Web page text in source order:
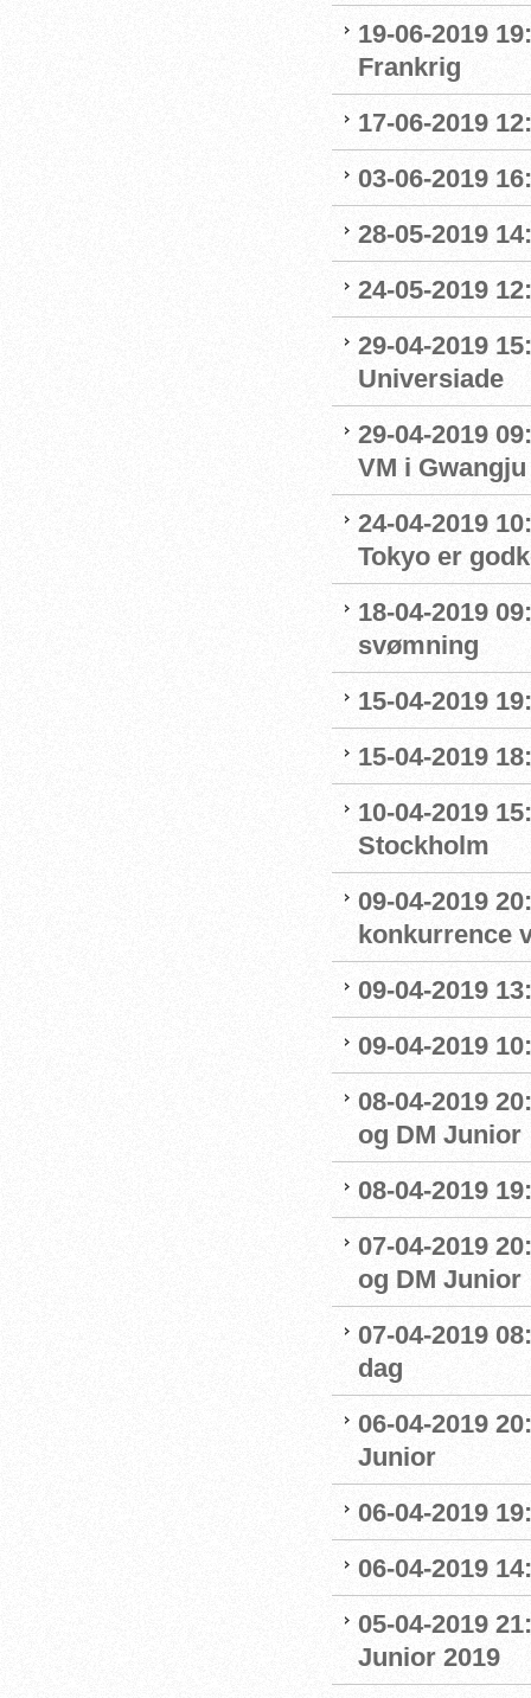
19-06-2019
Frankrig
17-06-2019
03-06-2019
28-05-2019
24-05-2019
29-04-2019
Universiade
29-04-2019
VM i Gwangju
24-04-2019
Tokyo er
18-04-2019
svømning
15-04-2019
15-04-2019
10-04-2019
Stockholm
09-04-2019
konkurrence
09-04-2019
09-04-2019
08-04-2019
og DM Junior
08-04-2019
07-04-2019
og DM Junior
07-04-2019
dag
06-04-2019
Junior
06-04-2019
06-04-2019
05-04-2019
Junior 2019